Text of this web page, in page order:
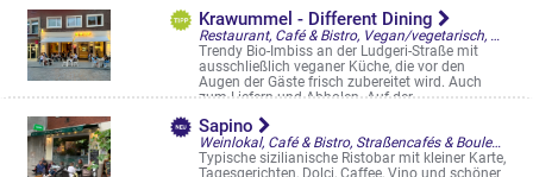
Krawummel - Different Dining
Restaurant, Café & Bistro, Vegan/vegetarisch, Casual Fast Dining, Bowls, Straßencafés & Boulevardterrassen
Trendy Bio-Imbiss an der Ludgeri-Straße mit
ausschließlich veganer Küche, die vor den
Augen der Gäste frisch zubereitet wird. Auch
zum Liefern und Abholen. Auf der ...
Ludgeristr. 62
Sapino
Weinlokal, Café & Bistro, Straßencafés & Boulevardterrassen
Typische sizilianische Ristobar mit kleiner Karte,
Tagesgerichten, Dolci, Caffee, Vino und schöner